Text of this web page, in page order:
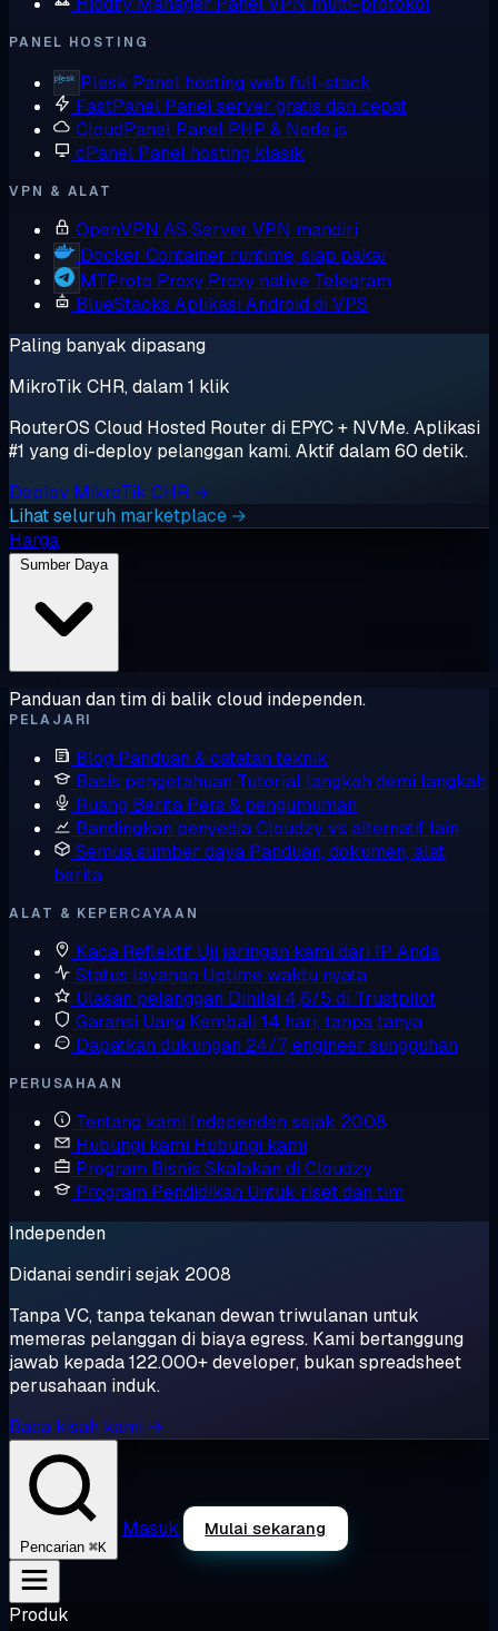
PANEL HOSTING
Plesk Panel hosting web full-stack
FastPanel Panel server gratis dan cepat
CloudPanel Panel PHP & Node.js
cPanel Panel hosting klasik
VPN & ALAT
OpenVPN AS Server VPN mandiri
Docker Container runtime, siap pakai
MTProto Proxy Proxy native Telegram
BlueStacks Aplikasi Android di VPS
Paling banyak dipasang
MikroTik CHR, dalam 1 klik
RouterOS Cloud Hosted Router di EPYC + NVMe. Aplikasi
#1 yang di-deploy pelanggan kami. Aktif dalam 60 detik.
Deploy MikroTik CHR →
Lihat seluruh marketplace →
Harga
Sumber Daya
Panduan dan tim di balik cloud independen.
PELAJARI
Blog Panduan & catatan teknik
Basis pengetahuan Tutorial langkah demi langkah
Ruang Berita Pers & pengumuman
Bandingkan penyediaCloudzy vs alternatif lain
Semua sumber daya Panduan, dokumen, alat,
berita
ALAT & KEPERCAYAAN
Kaca Reflektif Uji jaringan kami dari IP Anda
Status layanan Uptime waktu nyata
Ulasan pelanggan Dinilai 4,6/5 di Trustpilot
Garansi Uang Kembali 14 hari, tanpa tanya
Dapatkan dukungan 24/7, engineer sungguhan
PERUSAHAAN
Tentang kami Independen sejak 2008
Hubungi kami Hubungi kami
Program Bisnis Skalakan di Cloudzy
Program Pendidikan Untuk riset dan tim
Independen
Didanai sendiri sejak 2008
Tanpa VC, tanpa tekanan dewan triwulanan untuk
memeras pelanggan di biaya egress. Kami bertanggung
jawab kepada 122.000+ developer, bukan spreadsheet
perusahaan induk.
Baca kisah kami →
Pencarian ⌘K
Masuk Mulai sekarang
Produk